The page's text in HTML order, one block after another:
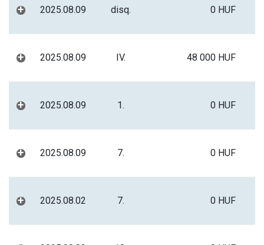
+ 2025.08.09 disq. 0 HUF
+ 2025.08.09 IV. 48 000 HUF
+ 2025.08.09 1. 0 HUF
+ 2025.08.09 7. 0 HUF
+ 2025.08.02 7. 0 HUF